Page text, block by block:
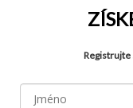
Blog
Registrujte